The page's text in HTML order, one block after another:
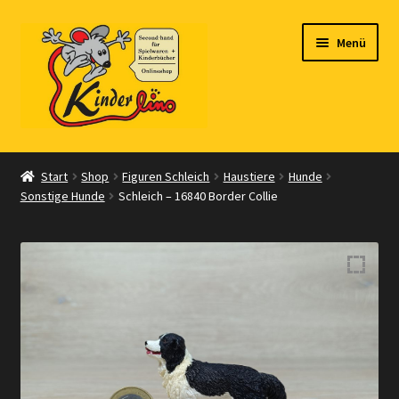
Navigation
springen
Zum
Inhalt
springen
Menü
Start
Vertrag widerrufen
Shop
Start Shop Figuren Schleich Haustiere
Hunde
Sonstige Hunde
Schleich – 16840 Border Collie